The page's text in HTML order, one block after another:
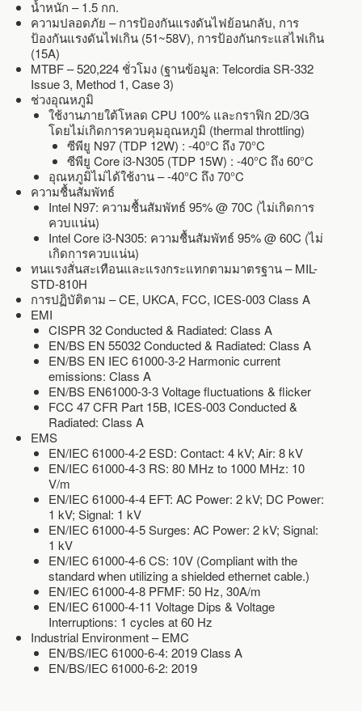
น้ำหนัก – 1.5 กก.
ความปลอดภัย – การป้องกันแรงดันไฟย้อนกลับ, การ
ป้องกันแรงดันไฟเกิน (51~58V), การป้องกันกระแสไฟเกิน
(15A)
MTBF – 520,224 ชั่วโมง (ฐานข้อมูล: Telcordia SR-332
Issue 3, Method 1, Case 3)
ช่วงอุณหภูมิ
ใช้งานภายใต้โหลด CPU 100% และกราฟิก 2D/3G
โดยไม่เกิดการควบคุมอุณหภูมิ (thermal throttling)
ซีพียู N97 (TDP 12W) : -40°C ถึง 70°C
ซีพียู Core i3-N305 (TDP 15W) : -40°C ถึง 60°C
อุณหภูมิไม่ได้ใช้งาน – -40°C ถึง 70°C
ความชื้นสัมพัทธ์
Intel N97: ความชื้นสัมพัทธ์ 95% @ 70C (ไม่เกิดการ
ควบแน่น)
Intel Core i3-N305: ความชื้นสัมพัทธ์ 95% @ 60C (ไม่
เกิดการควบแน่น)
ทนแรงสั่นสะเทือนและแรงกระแทกตามมาตรฐาน – MIL-
STD-810H
การปฏิบัติตาม – CE, UKCA, FCC, ICES-003 Class A
EMI
CISPR 32 Conducted & Radiated: Class A
EN/BS EN 55032 Conducted & Radiated: Class A
EN/BS EN IEC 61000-3-2 Harmonic current
emissions: Class A
EN/BS EN61000-3-3 Voltage fluctuations & flicker
FCC 47 CFR Part 15B, ICES-003 Conducted &
Radiated: Class A
EMS
EN/IEC 61000-4-2 ESD: Contact: 4 kV; Air: 8 kV
EN/IEC 61000-4-3 RS: 80 MHz to 1000 MHz: 10
V/m
EN/IEC 61000-4-4 EFT: AC Power: 2 kV; DC Power:
1 kV; Signal: 1 kV
EN/IEC 61000-4-5 Surges: AC Power: 2 kV; Signal:
1 kV
EN/IEC 61000-4-6 CS: 10V (Compliant with the
standard when utilizing a shielded ethernet cable.)
EN/IEC 61000-4-8 PFMF: 50 Hz, 30A/m
EN/IEC 61000-4-11 Voltage Dips & Voltage
Interruptions: 1 cycles at 60 Hz
Industrial Environment – EMC
EN/BS/IEC 61000-6-4: 2019 Class A
EN/BS/IEC 61000-6-2: 2019